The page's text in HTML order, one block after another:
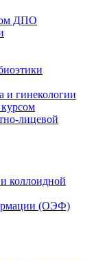
ДПО
и гинекологии
лицевой
коллоидной
(ОЭФ)